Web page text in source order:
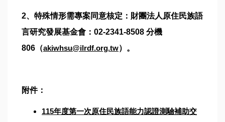
2、特殊情形需專案同意核定：財團法人原住民族語
言研究發展基金會：02-2341-8508 分機
806（akiwhsu@ilrdf.org.tw）。
附件：
115年度第一次原住民族語能力認證測驗補助交